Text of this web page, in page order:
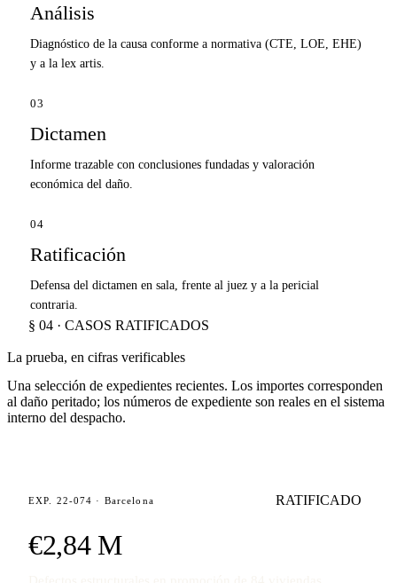
Análisis
Diagnóstico de la causa conforme a normativa (CTE, LOE, EHE)
y a la lex artis.
03
Dictamen
Informe trazable con conclusiones fundadas y valoración
económica del daño.
04
Ratificación
Defensa del dictamen en sala, frente al juez y a la pericial
contraria.
§ 04 · CASOS RATIFICADOS
La prueba, en cifras verificables
Una selección de expedientes recientes. Los importes corresponden
al daño peritado; los números de expediente son reales en el sistema
interno del despacho.
EXP. 22-074 · Barcelona RATIFICADO
€2,84 M